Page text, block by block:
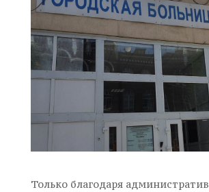
Только благодаря